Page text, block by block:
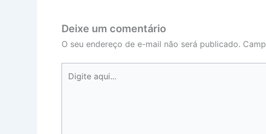
Deixe um comentário
O seu endereço de e-mail não será publicado.
aqui...